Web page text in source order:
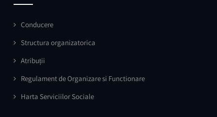
Conducere
Structura organizatorica
Atribuții
Regulament de Organizare si Functionare
Harta Serviciilor Sociale